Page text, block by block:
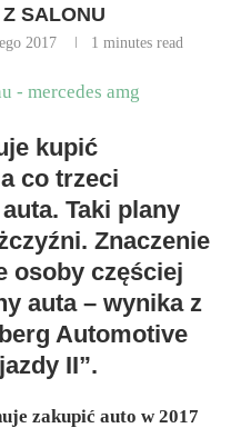
SALONU
2017 1 minutes read
kupić
co trzeci
Taki plany
Znaczenie
osoby częściej
auta – wynika z
Automotive
II”.
zakupić auto w 2017